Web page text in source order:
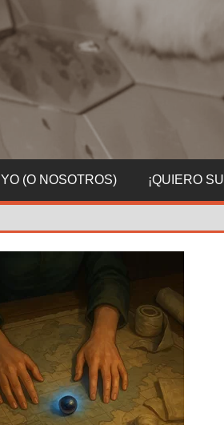
YO (O NOSOTROS) ¡QUIERO